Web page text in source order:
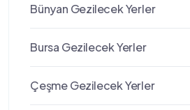
Bünyan Gezilecek Yerler
Bursa Gezilecek Yerler
Çeşme Gezilecek Yerler